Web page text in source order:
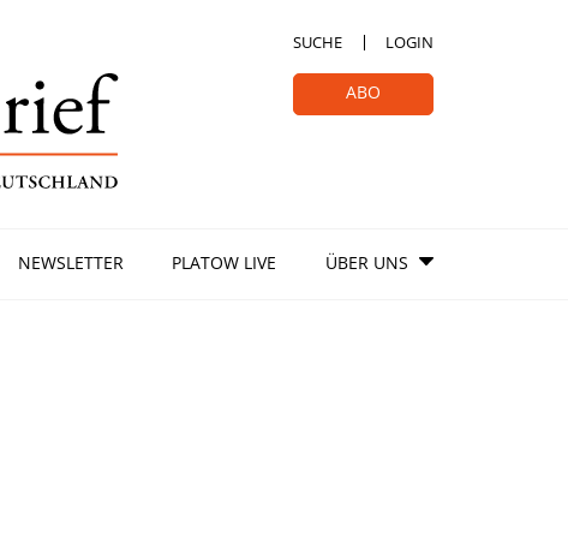
SUCHE LOGIN
ABO
NEWSLETTER PLATOW LIVE ÜBER UNS